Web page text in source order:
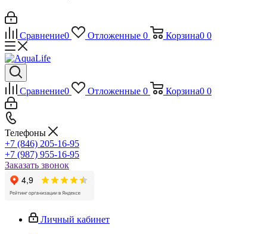
Сравнение0 Отложенные 0 Корзина0 0
Сравнение0 Отложенные 0 Корзина0 0
Телефоны
+7 (846) 205-16-95
+7 (987) 955-16-95
Заказать звонок
Личный кабинет